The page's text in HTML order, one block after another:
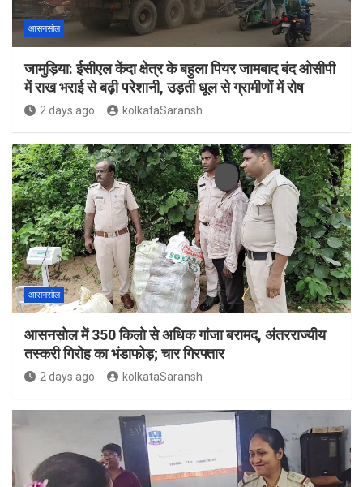
आसनसोल
जामुड़िया: ईसीएल केंदा क्षेत्र के बहुला पियर जामबाद बंद ओसीपी
में राख भराई से बढ़ी परेशानी, उड़ती धूल से ग्रामीणों में रोष
2 days ago kolkataSaransh
आसनसोल
आसनसोल में 350 किलो से अधिक गांजा बरामद, अंतरराज्यीय
तस्करी गिरोह का भंडाफोड़; चार गिरफ्तार
2 days ago kolkataSaransh